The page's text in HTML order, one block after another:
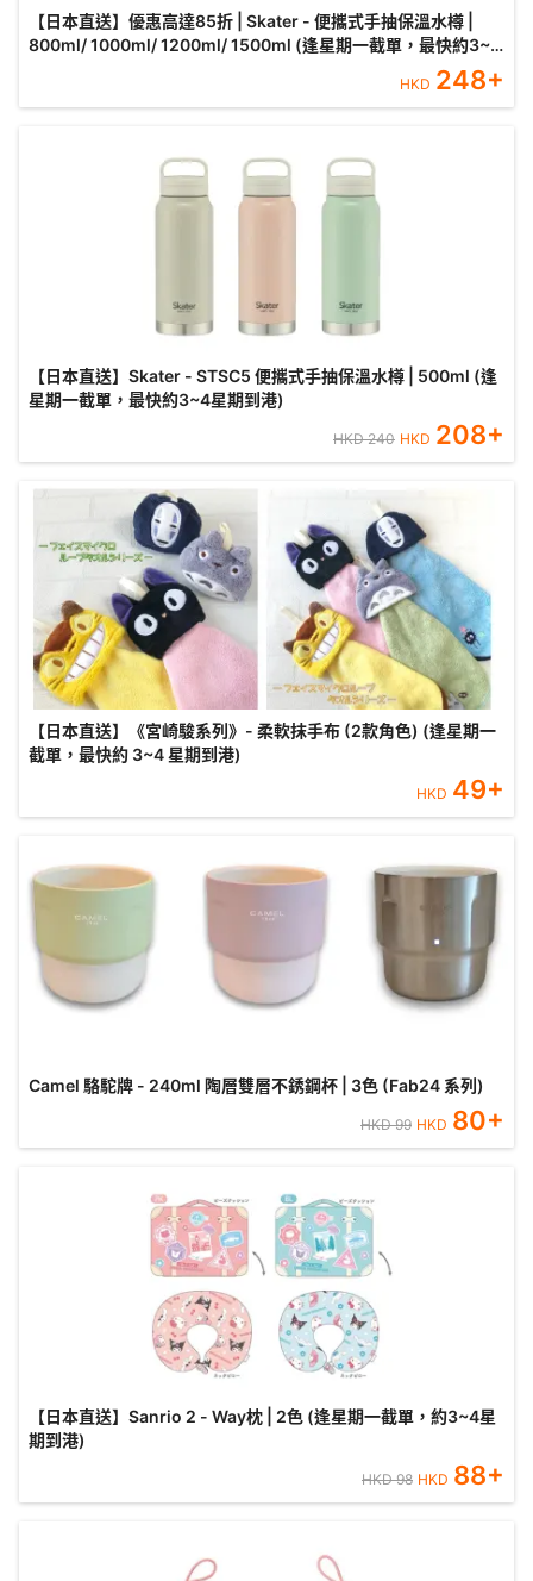
【日本直送】優惠高達85折 | Skater - 便攜式手抽保溫水樽 |
800ml/ 1000ml/ 1200ml/ 1500ml (逢星期一截單，最快約3~4
HKD 248+
【日本直送】Skater - STSC5 便攜式手抽保溫水樽 | 500ml (逢
星期一截單，最快約3~4星期到港)
HKD240 HKD 208+
【日本直送】《宮崎駿系列》- 柔軟抹手布 (2款角色) (逢星期一
截單，最快約 3~4 星期到港)
HKD 49+
Camel 駱駝牌 - 240ml 陶層雙層不銹鋼杯 | 3色 (Fab24 系列)
HKD99 HKD 80+
【日本直送】Sanrio 2 - Way枕 | 2色 (逢星期一截單，約3~4星
期到港)
HKD98 HKD 88+